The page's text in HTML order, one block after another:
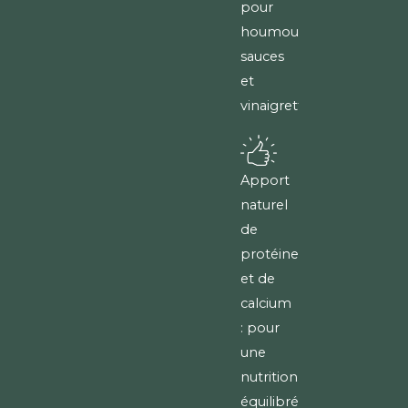
pour
houmous,
sauces
et
vinaigrettes.
Apport
naturel
de
protéines
et de
calcium
: pour
une
nutrition
équilibrée.